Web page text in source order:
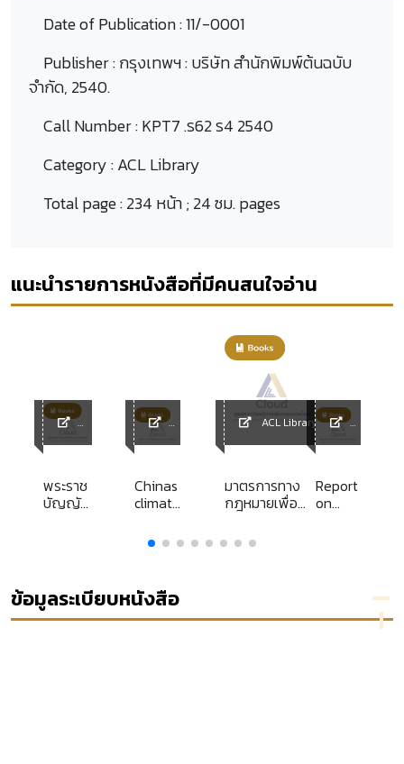
Date of Publication :11/-0001
Publisher :กรุงเทพฯ : บริษัท สำนักพิมพ์ต้นฉบับ
จำกัด, 2540.
Call Number :KPT7 .ร62 ร4 2540
Category :ACL Library
Total page :234 หน้า ; 24 ซม. pages
แนะนำรายการหนังสือที่มีคนสนใจอ่าน
พระราช
บัญญัติ
[ยกเลิก]
Chinas
climate
ACL Library
มาตรการทาง
กฎหมายเพื่อ
สร้างความมั่นคง
ด้านที่อยู่อาศัยใน
Report
on
ข้อมูลระเบียบหนังสือ